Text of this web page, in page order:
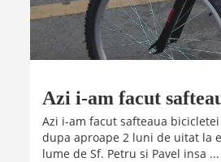
Azi i-am facut
Azi i-am facut safteaua
dupa aproape 2 luni de uitat la
lume de Sf. Petru si Pavel insa ...